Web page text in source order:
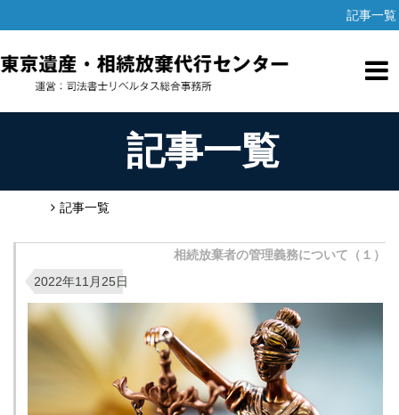
記事一覧
記事一覧
記事一覧
相続放棄者の管理義務について（１）
2022年11月25日